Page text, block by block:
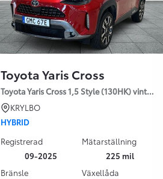
Från 350 900 kr
Från 3 450 kr/mån
Easy Billån
Nya GR GT
The soul lives on
kamera JBL
Toyota Yaris Cross
Toyota Yaris Cross 1,5 Style (130HK) vinterhjul
KRYLBO
HYBRID
Registrerad
09-2025
Mätarställning
225 mil
Bränsle
Växellåda